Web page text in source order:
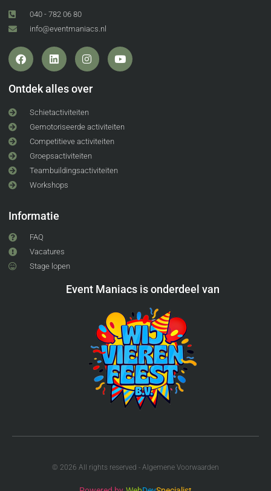
040 - 782 06 80
info@eventmaniacs.nl
Ontdek alles over
Schietactiviteiten
Gemotoriseerde activiteiten
Competitieve activiteiten
Groepsactiviteiten
Teambuildingsactiviteiten
Workshops
Informatie
FAQ
Vacatures
Stage lopen
Event Maniacs is onderdeel van
© 2026 All rights reserved - Algemene Voorwaarden